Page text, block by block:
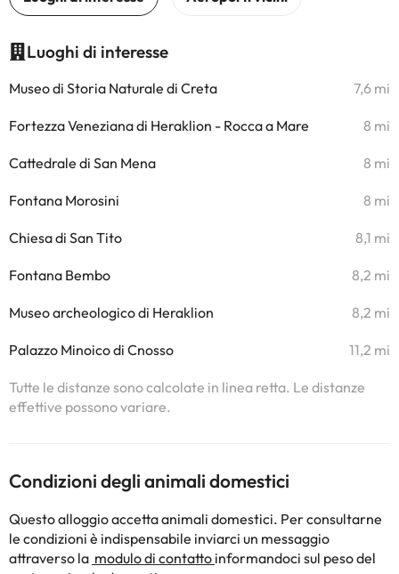
Luoghi di interesse
Museo di Storia Naturale di Creta 7,6 mi
Fortezza Veneziana di Heraklion - Rocca a Mare 8 mi
Cattedrale di San Mena 8 mi
Fontana Morosini 8 mi
Chiesa di San Tito 8,1 mi
Fontana Bembo 8,2 mi
Museo archeologico di Heraklion 8,2 mi
Palazzo Minoico di Cnosso 11,2 mi
Tutte le distanze sono calcolate in linea retta. Le distanze
effettive possono variare.
Condizioni degli animali domestici
Questo alloggio accetta animali domestici. Per consultarne
le condizioni è indispensabile inviarci un messaggio
attraverso la modulo di contatto informandoci sul peso del